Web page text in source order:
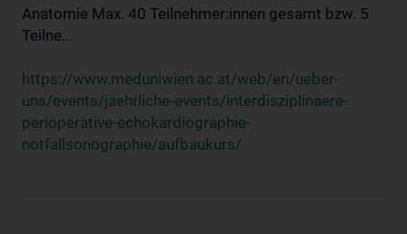
Anatomie Max. 40 Teilnehmer:innen gesamt bzw. 5
Teilne...
https://www.meduniwien.ac.at/web/en/ueber-
uns/events/jaehrliche-events/interdisziplinaere-
perioperative-echokardiographie-
notfallsonographie/aufbaukurs/